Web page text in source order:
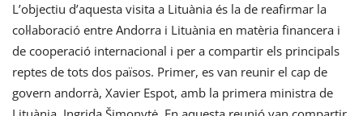
L’objectiu d’aquesta visita a Lituània és la de reafirmar la
col·laboració entre Andorra i Lituània en matèria financera i
de cooperació internacional i per a compartir els principals
reptes de tots dos països. Primer, es van reunir el cap de
govern andorrà, Xavier Espot, amb la primera ministra de